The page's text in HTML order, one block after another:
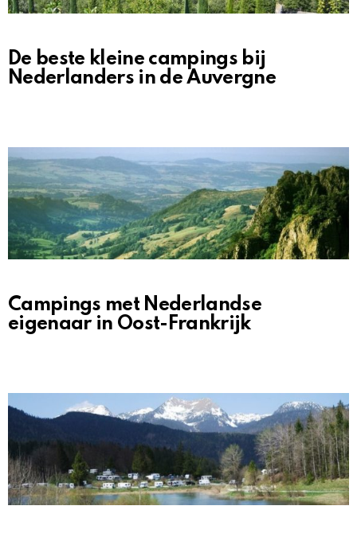
De beste kleine campings bij
Nederlanders in de Auvergne
Campings met Nederlandse
eigenaar in Oost-Frankrijk